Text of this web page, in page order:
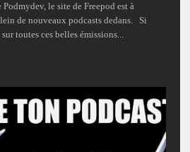
le site de Freepod est à
de nouveaux podcasts dedans. Si
toutes ces belles émissions...